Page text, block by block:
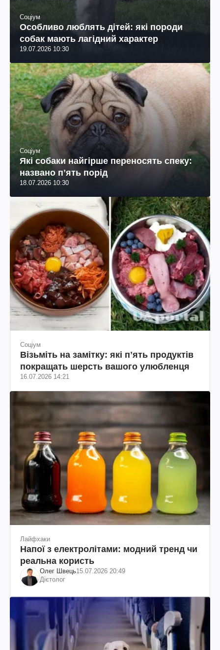
Соціум
Особливо люблять дітей: які породи
собак мають лагідний характер
19.07.2026 10:30
Соціум
Які собаки найгірше переносять спеку:
названо пʼять порід
18.07.2026 10:30
Соціум
Візьміть на замітку: які пʼять продуктів
покращать шерсть вашого улюбленця
16.07.2026 14:21
Лайфхаки
Напої з електролітами: модний тренд чи
реальна користь
Олег Швець15.07.2026 20:49
Дієтолог